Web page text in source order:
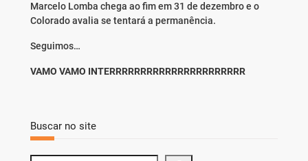
Marcelo Lomba chega ao fim em 31 de dezembro e o
Colorado avalia se tentará a permanência.
Seguimos…
VAMO VAMO INTERRRRRRRRRRRRRRRRRRRRRR
Buscar no site